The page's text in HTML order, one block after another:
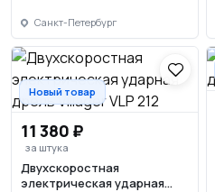
Санкт-Петербург
Новый товар
11 380 ₽
за штука
Двухскоростная
электрическая ударная